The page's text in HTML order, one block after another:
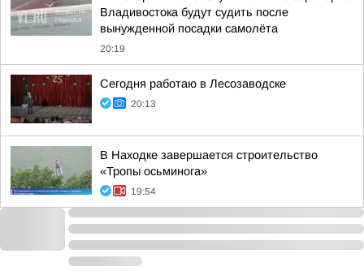
Владивостока будут судить после
вынужденной посадки самолёта
20:19
Сегодня работаю в Лесозаводске
20:13
В Находке завершается строительство
«Тропы осьминога»
19:54